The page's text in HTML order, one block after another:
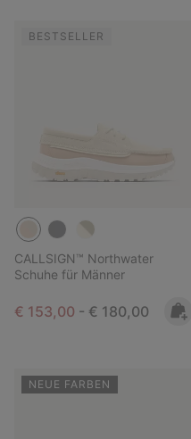
BESTSELLER
CALLSIGN™ Northwater
Schuhe für Männer
Minimum sale price:
€ 153,00 - Maximum price:
€ 180,00
NEUE FARBEN